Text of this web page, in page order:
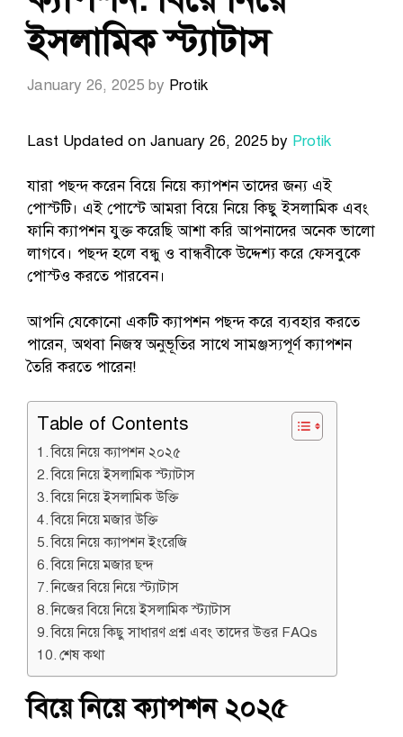
ইসলামিক স্ট্যাটাস
January 26, 2025 by Protik
Last Updated on January 26, 2025 by Protik
যারা পছন্দ করেন বিয়ে নিয়ে ক্যাপশন তাদের জন্য এই
পোস্টটি। এই পোস্টে আমরা বিয়ে নিয়ে কিছু ইসলামিক এবং
ফানি ক্যাপশন যুক্ত করেছি আশা করি আপনাদের অনেক ভালো
লাগবে। পছন্দ হলে বন্ধু ও বান্ধবীকে উদ্দেশ্য করে ফেসবুকে
পোস্টও করতে পারবেন।
আপনি যেকোনো একটি ক্যাপশন পছন্দ করে ব্যবহার করতে
পারেন, অথবা নিজস্ব অনুভূতির সাথে সামঞ্জস্যপূর্ণ ক্যাপশন
তৈরি করতে পারেন!
Table of Contents
বিয়ে নিয়ে ক্যাপশন ২০২৫
বিয়ে নিয়ে ইসলামিক স্ট্যাটাস
বিয়ে নিয়ে ইসলামিক উক্তি
বিয়ে নিয়ে মজার উক্তি
বিয়ে নিয়ে ক্যাপশন ইংরেজি
বিয়ে নিয়ে মজার ছন্দ
নিজের বিয়ে নিয়ে স্ট্যাটাস
নিজের বিয়ে নিয়ে ইসলামিক স্ট্যাটাস
বিয়ে নিয়ে কিছু সাধারণ প্রশ্ন এবং তাদের উত্তর FAQs
শেষ কথা
বিয়ে নিয়ে ক্যাপশন ২০২৫